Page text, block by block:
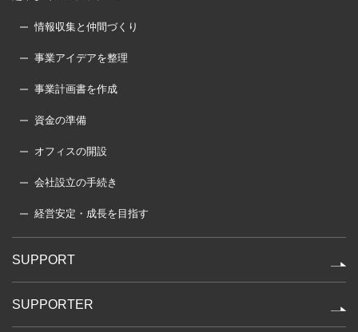
情報収集と仲間づくり
事業アイデアを整理
事業計画書を作成
資金の準備
オフィスの開設
会社設立の手続き
経営安定・成長を目指す
SUPPORT
SUPPORTER